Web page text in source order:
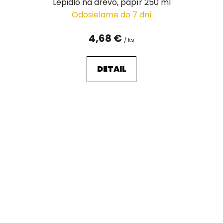
Odosielame do 7 dní
4,68 € / ks
DETAIL